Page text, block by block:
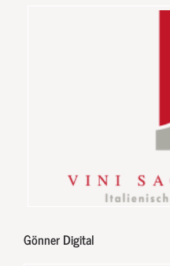
Gönner Digital